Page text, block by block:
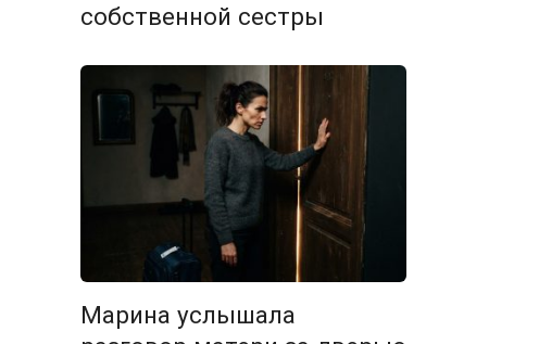
собственной сестры
Марина услышала